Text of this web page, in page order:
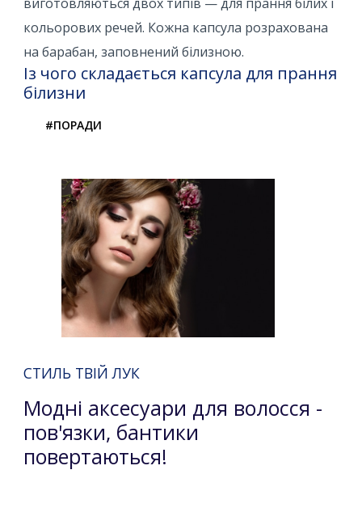
кольорових речей. Кожна капсула розрахована
на барабан, заповнений білизною.
Із чого складається капсула для прання
білизни
#ПОРАДИ
СТИЛЬ ТВІЙ ЛУК
Модні аксесуари для волосся -
пов'язки, бантики
повертаються!